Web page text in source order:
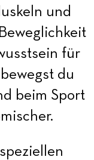
und
für
du
beim Sport